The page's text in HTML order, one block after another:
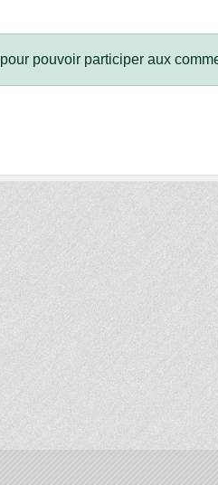
pour pouvoir participer aux